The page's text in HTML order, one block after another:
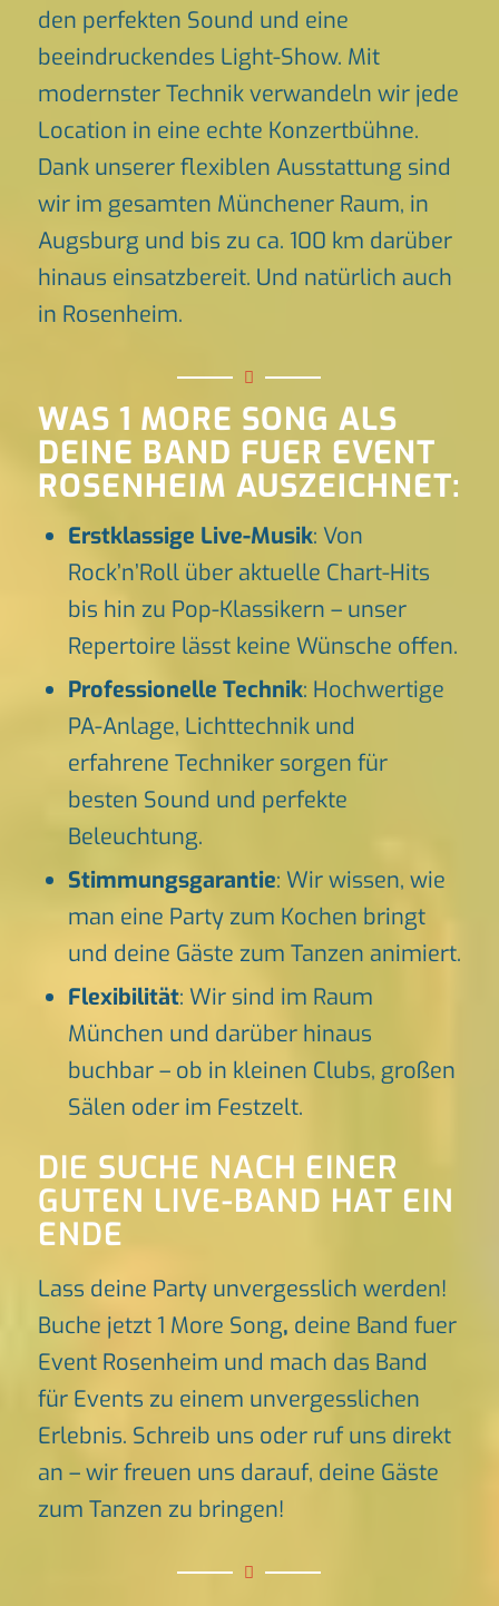
den perfekten Sound und eine
beeindruckendes Light-Show. Mit
modernster Technik verwandeln wir jede
Location in eine echte Konzertbühne.
Dank unserer flexiblen Ausstattung sind
wir im gesamten Münchener Raum, in
Augsburg und bis zu ca. 100 km darüber
hinaus einsatzbereit. Und natürlich auch
in Rosenheim.
WAS 1 MORE SONG ALS
DEINE BAND FUER EVENT
ROSENHEIM AUSZEICHNET:
Erstklassige Live-Musik: Von
Rock’n’Roll über aktuelle Chart-Hits
bis hin zu Pop-Klassikern – unser
Repertoire lässt keine Wünsche offen.
Professionelle Technik: Hochwertige
PA-Anlage, Lichttechnik und
erfahrene Techniker sorgen für
besten Sound und perfekte
Beleuchtung.
Stimmungsgarantie: Wir wissen, wie
man eine Party zum Kochen bringt
und deine Gäste zum Tanzen animiert.
Flexibilität: Wir sind im Raum
München und darüber hinaus
buchbar – ob in kleinen Clubs, großen
Sälen oder im Festzelt.
DIE SUCHE NACH EINER
GUTEN LIVE-BAND HAT EIN
ENDE
Lass deine Party unvergesslich werden!
Buche jetzt 1 More Song, deine Band fuer
Event Rosenheim und mach das Band
für Events zu einem unvergesslichen
Erlebnis. Schreib uns oder ruf uns direkt
an – wir freuen uns darauf, deine Gäste
zum Tanzen zu bringen!